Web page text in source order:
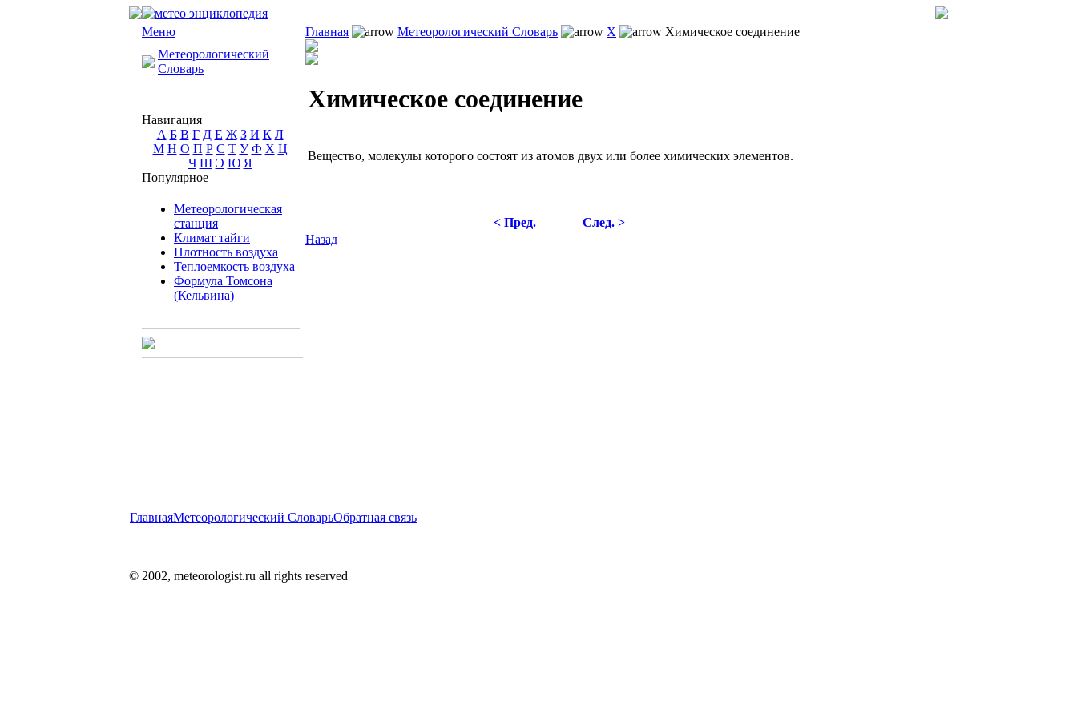
Меню
Метеорологический
Словарь
Навигация
А Б В Г Д Е Ж З И К Л
М Н О П Р С Т У Ф Х Ц
Ч Ш Э Ю Я
Популярное
Метеорологическая
станция
Климат тайги
Плотность воздуха
Теплоемкость воздуха
Формула Томсона
(Кельвина)
Главная Метеорологический Словарь Х Химическое соединение
Химическое соединение
Вещество, молекулы которого состоят из атомов двух или более химических элементов.
< Пред.
След. >
Назад
ГлавнаяМетеорологический СловарьОбратная связь
© 2002, meteorologist.ru all rights reserved